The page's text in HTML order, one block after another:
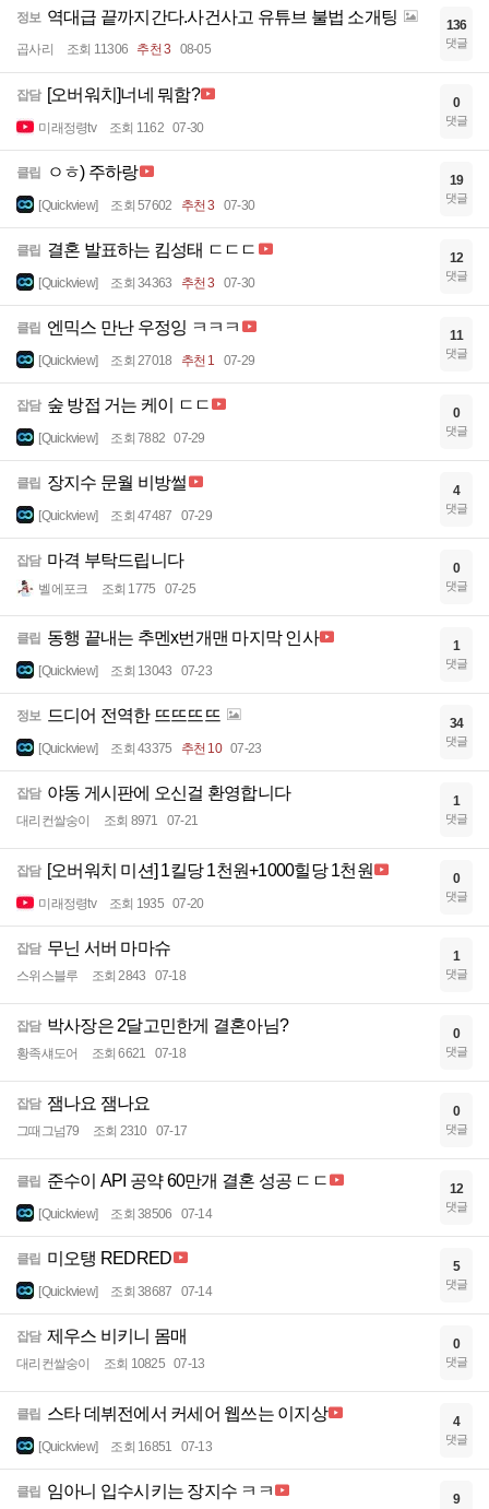
정보 역대급 끝까지간다.사건사고 유튜브 불법 소개팅
곱사리 조회 11306 추천 3 08-05
136
댓글
잡담 [오버워치]너네 뭐함?
미래정령tv 조회 1162 07-30
0
댓글
클립 ㅇㅎ) 주하랑
[Quickview] 조회 57602 추천 3 07-30
19
댓글
클립 결혼 발표하는 킴성태 ㄷㄷㄷ
[Quickview] 조회 34363 추천 3 07-30
12
댓글
클립 엔믹스 만난 우정잉 ㅋㅋㅋ
[Quickview] 조회 27018 추천 1 07-29
11
댓글
잡담 숲 방접 거는 케이 ㄷㄷ
[Quickview] 조회 7882 07-29
0
댓글
클립 장지수 문월 비방썰
[Quickview] 조회 47487 07-29
4
댓글
잡담 마격 부탁드립니다
벨에포크 조회 1775 07-25
0
댓글
클립 동행 끝내는 추멘x번개맨 마지막 인사
[Quickview] 조회 13043 07-23
1
댓글
정보 드디어 전역한 뜨뜨뜨뜨
[Quickview] 조회 43375 추천 10 07-23
34
댓글
잡담 야동 게시판에 오신걸 환영합니다
대리컨쌀숭이 조회 8971 07-21
1
댓글
잡담 [오버워치 미션] 1킬당 1천원+1000힐당 1천원
미래정령tv 조회 1935 07-20
0
댓글
잡담 무닌 서버 마마슈
스위스블루 조회 2843 07-18
1
댓글
잡담 박사장은 2달고민한게 결혼아님?
황족섀도어 조회 6621 07-18
0
댓글
잡담 잼나요 잼나요
그때그넘79 조회 2310 07-17
0
댓글
클립 준수이 API 공약 60만개 결혼 성공 ㄷㄷ
[Quickview] 조회 38506 07-14
12
댓글
클립 미오탱 REDRED
[Quickview] 조회 38687 07-14
5
댓글
잡담 제우스 비키니 몸매
대리컨쌀숭이 조회 10825 07-13
0
댓글
클립 스타 데뷔전에서 커세어 웹쓰는 이지상
[Quickview] 조회 16851 07-13
4
댓글
클립 임아니 입수시키는 장지수 ㅋㅋ 9